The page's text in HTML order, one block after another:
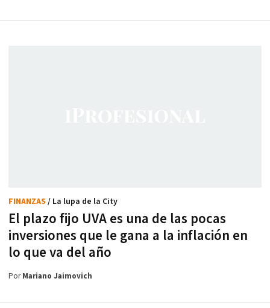
El plazo fijo UVA es una de las pocas
inversiones que le gana a la inflación en
lo que va del año
FINANZAS / La lupa de la City
PorMariano Jaimovich